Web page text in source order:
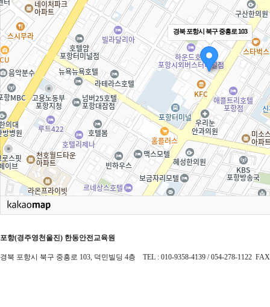
경북 포항시 북구 중흥로 103
포항(경주영천울진) 한동안전교육원
경북 포항시 북구 중흥로 103, 덕민빌딩 4층 TEL : 010-9358-4139 / 054-278-1122 FAX